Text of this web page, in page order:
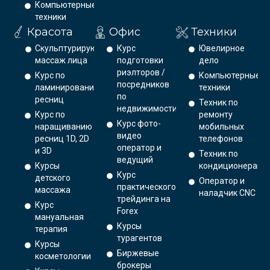
Компьютерные
техники
Красота
Скульптурирующий
массаж лица
Курс по
ламинированию
ресниц
Курс по
наращиванию
ресниц 1D, 2D
и 3D
Курсы
детского
массажа
Курс
мануальная
терапия
Курсы
косметологии
Офис
Курс
подготовки
риэлторов /
посредников
по
недвижимости
Курс фото-
видео
оператор и
ведущий
Курс
практического
трейдинга на
Forex
Курсы
турагентов
Биржевые
брокеры
Техники
Ювелирное
дело
Компьютерные
техники
Техник по
ремонту
мобильных
телефонов
Техник по
кондиционерам
Оператор и
наладчик CNC